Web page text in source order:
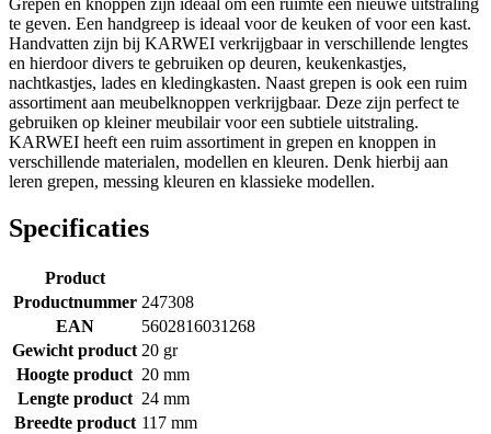
te geven. Een handgreep is ideaal voor de keuken of voor een kast.
Handvatten zijn bij KARWEI verkrijgbaar in verschillende lengtes
en hierdoor divers te gebruiken op deuren, keukenkastjes,
nachtkastjes, lades en kledingkasten. Naast grepen is ook een ruim
assortiment aan meubelknoppen verkrijgbaar. Deze zijn perfect te
gebruiken op kleiner meubilair voor een subtiele uitstraling.
KARWEI heeft een ruim assortiment in grepen en knoppen in
verschillende materialen, modellen en kleuren. Denk hierbij aan
leren grepen, messing kleuren en klassieke modellen.
Specificaties
Product
Productnummer 247308
EAN
5602816031268
Gewicht product 20 gr
Hoogte product 20 mm
Lengte product 24 mm
Breedte product 117 mm